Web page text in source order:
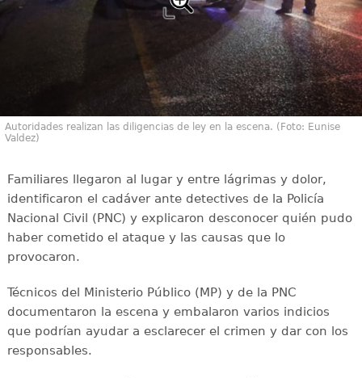
Autoridades realizan las diligencias de ley en la escena. (Foto: Eunise
Valdez)
Familiares llegaron al lugar y entre lágrimas y dolor,
identificaron el cadáver ante detectives de la Policía
Nacional Civil (PNC) y explicaron desconocer quién pudo
haber cometido el ataque y las causas que lo
provocaron.
Técnicos del Ministerio Público (MP) y de la PNC
documentaron la escena y embalaron varios indicios
que podrían ayudar a esclarecer el crimen y dar con los
responsables.